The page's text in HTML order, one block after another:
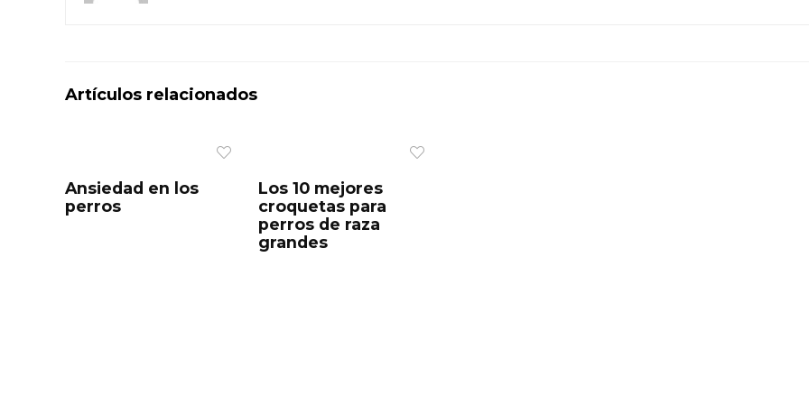
n
Artículos relacionados
Ansiedad en los
perros
Los 10 mejores
croquetas para
perros de raza
grandes